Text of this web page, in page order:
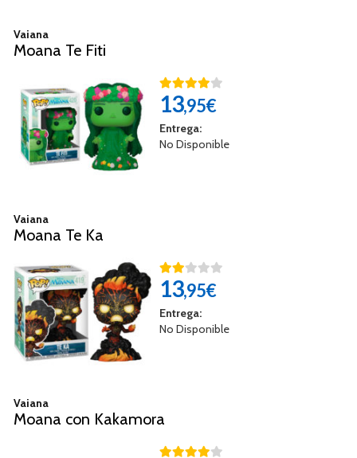
Vaiana
Moana Te Fiti
13,95€
Entrega:
No Disponible
Vaiana
Moana Te Ka
13,95€
Entrega:
No Disponible
Vaiana
Moana con Kakamora